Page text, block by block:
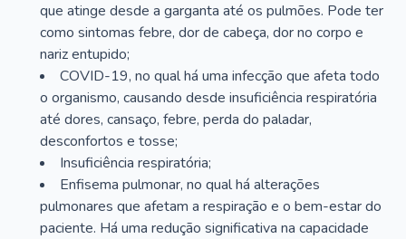
que atinge desde a garganta até os pulmões. Pode ter
como sintomas febre, dor de cabeça, dor no corpo e
nariz entupido;
COVID-19, no qual há uma infecção que afeta todo
o organismo, causando desde insuficiência respiratória
até dores, cansaço, febre, perda do paladar,
desconfortos e tosse;
Insuficiência respiratória;
Enfisema pulmonar, no qual há alterações
pulmonares que afetam a respiração e o bem-estar do
paciente. Há uma redução significativa na capacidade